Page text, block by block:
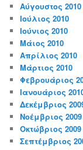
Αύγουστος 2010
Ιούλιος 2010
Ιούνιος 2010
Μάιος 2010
Απρίλιος 2010
Μάρτιος 2010
Φεβρουάριος
Ιανουάριος
Δεκέμβριος
Νοέμβριος 2009
Οκτώβριος 2009
Σεπτέμβριος